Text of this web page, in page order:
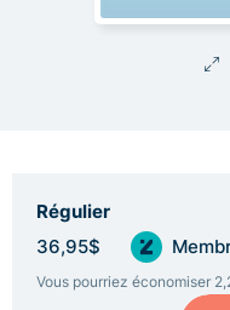
Régulier
36,95$
Vous pourriez économiser